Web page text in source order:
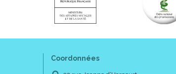
Coordonnées